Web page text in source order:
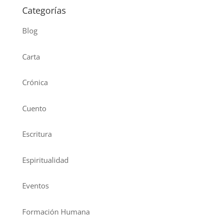
Categorías
Blog
Carta
Crónica
Cuento
Escritura
Espiritualidad
Eventos
Formación Humana